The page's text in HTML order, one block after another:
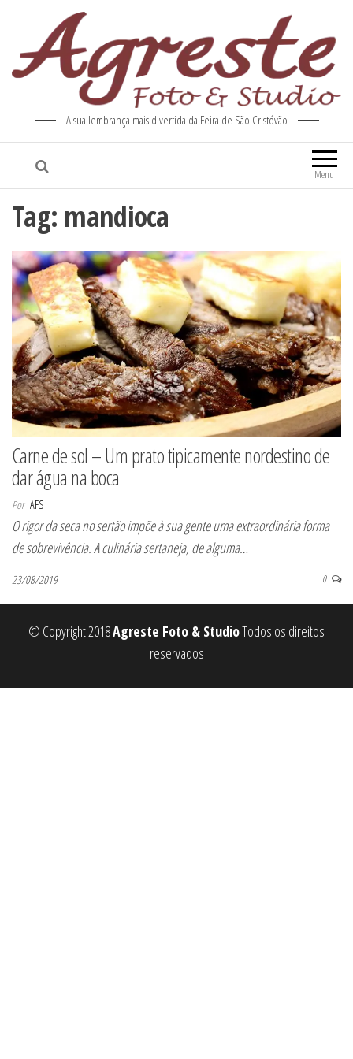
A sua lembrança mais divertida da Feira de São Cristóvão
Menu
Tag: mandioca
Carne de sol – Um prato tipicamente nordestino de
dar água na boca
Por AFS
O rigor da seca no sertão impõe à sua gente uma extraordinária forma
de sobrevivência. A culinária sertaneja, de alguma…
23/08/2019 0
© Copyright 2018Agreste Foto & StudioTodos os direitos
reservados